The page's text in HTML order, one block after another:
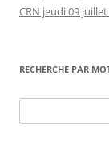
CRN jeudi 09
RECHERCHE PAR